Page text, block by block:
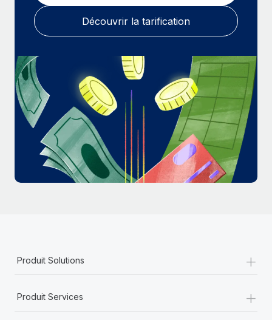
En savoir plus
Découvrir la tarification
Produit Solutions +
Produit Services +